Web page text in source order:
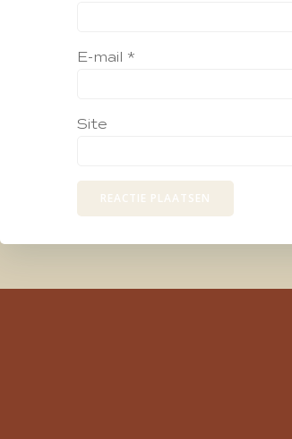
E-mail *
Site